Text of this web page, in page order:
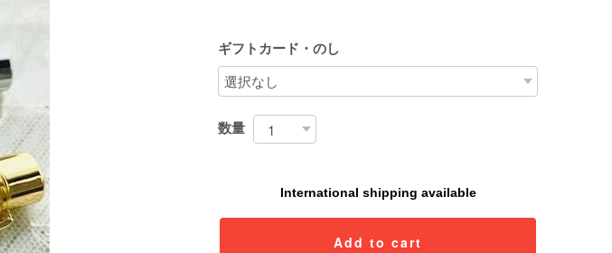
ギフトカード・のし
数量
International shipping available
Add to cart